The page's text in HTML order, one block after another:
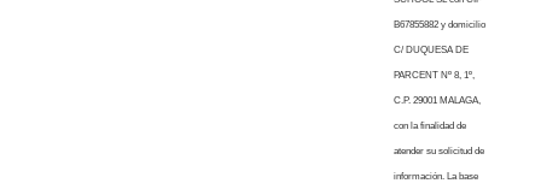
B67855882 y domicilio
C/ DUQUESA DE
PARCENT Nº 8, 1º,
C.P. 29001 MALAGA,
con la finalidad de
atender su solicitud de
información. La base